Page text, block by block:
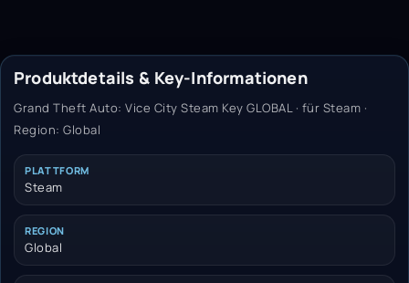
Produktdetails & Key-Informationen
Grand Theft Auto: Vice City Steam Key GLOBAL · für Steam ·
Region: Global
PLATTFORM
Steam
REGION
Global